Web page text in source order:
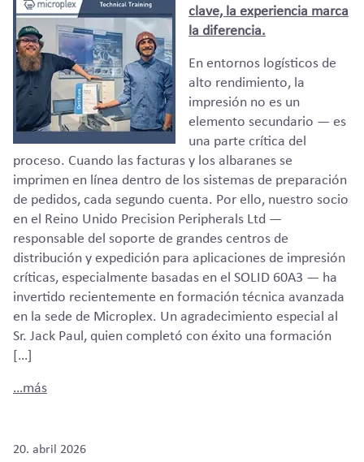
clave, la experiencia marca
la diferencia.
En entornos logísticos de
alto rendimiento, la
impresión no es un
elemento secundario — es
una parte crítica del
proceso. Cuando las facturas y los albaranes se
imprimen en línea dentro de los sistemas de preparación
de pedidos, cada segundo cuenta. Por ello, nuestro socio
en el Reino Unido Precision Peripherals Ltd —
responsable del soporte de grandes centros de
distribución y expedición para aplicaciones de impresión
críticas, especialmente basadas en el SOLID 60A3 — ha
invertido recientemente en formación técnica avanzada
en la sede de Microplex. Un agradecimiento especial al
Sr. Jack Paul, quien completó con éxito una formación
[…]
…más
20. abril 2026